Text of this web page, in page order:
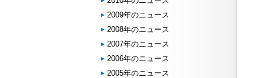
2009年のニュース
2008年のニュース
2007年のニュース
2006年のニュース
2005年のニュース